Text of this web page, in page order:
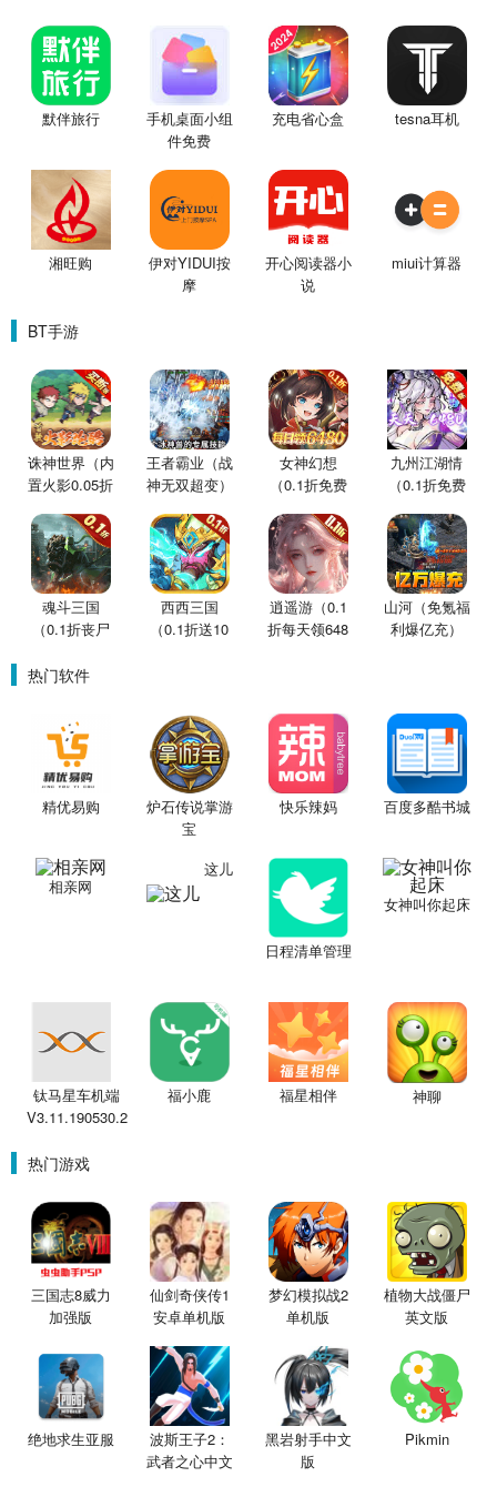
默伴旅行
手机桌面小组
件免费
充电省心盒 tesna耳机
湘旺购
伊对YIDUI按
摩
开心阅读器小
说
miui计算器
BT手游
诛神世界（内
置火影0.05折
王者霸业（战
神无双超变）
女神幻想
（0.1折免费
九州江湖情
（0.1折免费
魂斗三国
（0.1折丧尸
西西三国
（0.1折送10
逍遥游（0.1
折每天领648
山河（免氪福
利爆亿充）
热门软件
精优易购
炉石传说掌游
宝
快乐辣妈 百度多酷书城
相亲网
这儿
日程清单管理
女神叫你起床
钛马星车机端
V3.11.190530.2
福小鹿 福星相伴 神聊
热门游戏
三国志8威力
加强版
仙剑奇侠传1
安卓单机版
梦幻模拟战2
单机版
植物大战僵尸
英文版
绝地求生亚服
波斯王子2：
武者之心中文
黑岩射手中文
版
Pikmin